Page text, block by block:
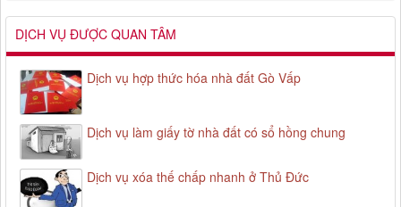
DỊCH VỤ ĐƯỢC QUAN TÂM
Dịch vụ hợp thức hóa nhà đất Gò Vấp
Dịch vụ làm giấy tờ nhà đất có sổ hồng chung
Dịch vụ xóa thế chấp nhanh ở Thủ Đức